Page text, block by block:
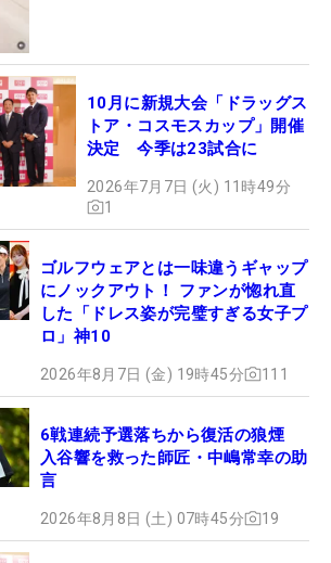
10月に新規大会「ドラッグス
トア・コスモスカップ」開催
決定 今季は23試合に
2026年7月7日 (火) 11時49分
1
ゴルフウェアとは一味違うギャップ
にノックアウト！ ファンが惚れ直
した「ドレス姿が完璧すぎる女子プ
ロ」神10
2026年8月7日 (金) 19時45分 111
6戦連続予選落ちから復活の狼煙
入谷響を救った師匠・中嶋常幸の助
言
2026年8月8日 (土) 07時45分 19